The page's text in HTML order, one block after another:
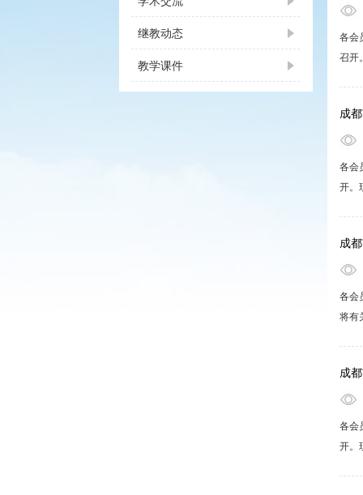
继教动态
教学课件
各会
召开
成
各会
开。
成
各会
将有
成
各会
开。